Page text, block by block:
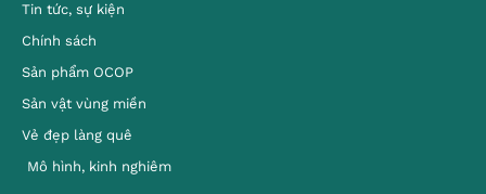
Tin tức, sự kiện
Chính sách
Sản phẩm OCOP
Sản vật vùng miền
Vẻ đẹp làng quê
Mô hình, kinh nghiêm